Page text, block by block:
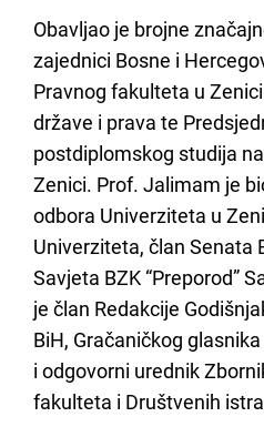
Obavljao je brojne
zajednici Bosne i
Pravnog fakulteta u
države i prava te
postdiplomskog studija
Zenici. Prof. Jalimam je
odbora Univerziteta u
Univerziteta, član Senata
Savjeta BZK “Preporod”
je član Redakcije
BiH, Gračaničkog
i odgovorni urednik
fakulteta i Društvenih